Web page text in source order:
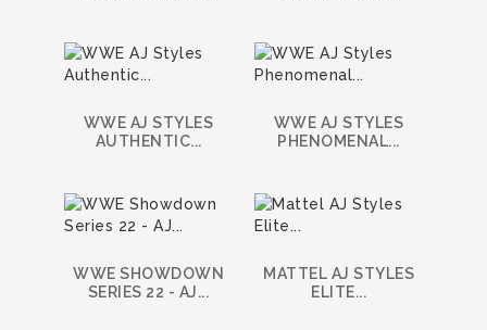
WWE AJ STYLES
AUTHENTIC...
WWE AJ STYLES
PHENOMENAL...
WWE SHOWDOWN
SERIES 22 - AJ...
MATTEL AJ STYLES
ELITE...